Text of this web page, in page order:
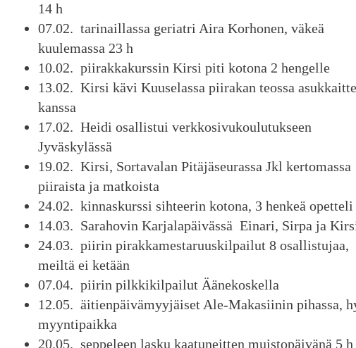
14 h
07.02. tarinaillassa geriatri Aira Korhonen, väkeä
kuulemassa 23 h
10.02. piirakkakurssin Kirsi piti kotona 2 hengelle
13.02. Kirsi kävi Kuuselassa piirakan teossa
kanssa
17.02. Heidi osallistui verkkosivukoulutukseen
Jyväskylässä
19.02. Kirsi, Sortavalan Pitäjäseurassa Jkl kertomassa
piiraista ja matkoista
24.02. kinnaskurssi sihteerin kotona, 3 henkeä opetteli
14.03. Sarahovin Karjalapäivässä Einari, Sirpa ja
24.03. piirin pirakkamestaruuskilpailut 8 osallistujaa,
meiltä ei ketään
07.04. piirin pilkkikilpailut Äänekoskella
12.05. äitienpäivämyyjäiset Ale-Makasiinin pihassa,
myyntipaikka
20.05. seppeleen lasku kaatuneitten muistopäivänä 5 h